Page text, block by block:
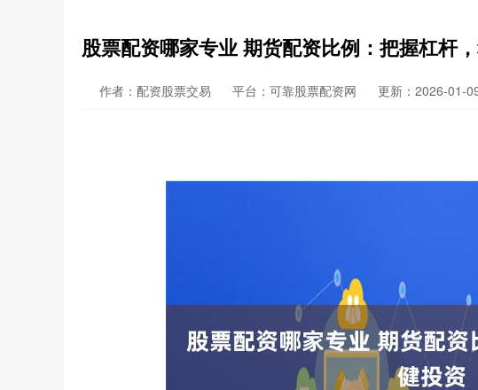
股票配资哪家专业 期货配资比例：把握杠杆
作者：配资股票交易 平台：可靠股票配资网 更新：2026-01-